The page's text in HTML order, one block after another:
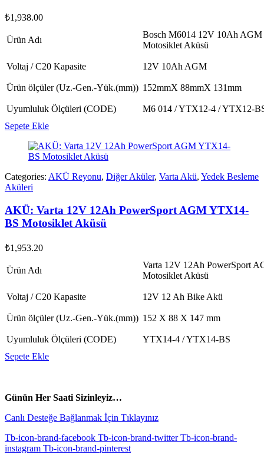
₺1,938.00
Ürün Adı
Bosch M6014 12V 10Ah
Motosiklet Aküsü
Voltaj / C20 Kapasite 12V 10Ah AGM
Ürün ölçüler (Uz.-Gen.-Yük.(mm)) 152mmX 88mmX 131mm
Uyumluluk Ölçüleri (CODE)
M6 014 / YTX12-4 / YTX12-
Sepete Ekle
Categories: AKÜ Reyonu, Diğer Aküler, Varta Akü, Yedek Besleme
Aküleri
AKÜ: Varta 12V 12Ah PowerSport AGM YTX14-
BS Motosiklet Aküsü
₺1,953.20
Ürün Adı
Varta 12V 12Ah PowerSport
Motosiklet Aküsü
Voltaj / C20 Kapasite 12V 12 Ah Bike Akü
Ürün ölçüler (Uz.-Gen.-Yük.(mm)) 152 X 88 X 147 mm
Uyumluluk Ölçüleri (CODE)
YTX14-4 / YTX14-BS
Sepete Ekle
Günün Her Saati Sizinleyiz…
Canlı Desteğe Bağlanmak İçin Tıklayınız
Tb-icon-brand-facebook Tb-icon-brand-twitter Tb-icon-brand-
instagram Tb-icon-brand-pinterest